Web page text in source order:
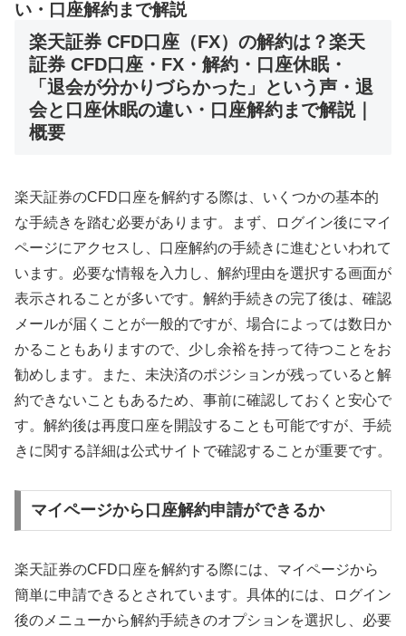
い・口座解約まで解説
楽天証券 CFD口座（FX）の解約は？楽天
証券 CFD口座・FX・解約・口座休眠・
「退会が分かりづらかった」という声・退
会と口座休眠の違い・口座解約まで解説｜
概要
楽天証券のCFD口座を解約する際は、いくつかの基本的
な手続きを踏む必要があります。まず、ログイン後にマイ
ページにアクセスし、口座解約の手続きに進むといわれて
います。必要な情報を入力し、解約理由を選択する画面が
表示されることが多いです。解約手続きの完了後は、確認
メールが届くことが一般的ですが、場合によっては数日か
かることもありますので、少し余裕を持って待つことをお
勧めします。また、未決済のポジションが残っていると解
約できないこともあるため、事前に確認しておくと安心で
す。解約後は再度口座を開設することも可能ですが、手続
きに関する詳細は公式サイトで確認することが重要です。
マイページから口座解約申請ができるか
楽天証券のCFD口座を解約する際には、マイページから
簡単に申請できるとされています。具体的には、ログイン
後のメニューから解約手続きのオプションを選択し、必要